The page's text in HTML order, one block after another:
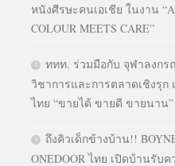
หนังศีรษะคนเอเชีย ในงาน
COLOUR MEETS CARE”
ททท. ร่วมมือกับ จุฬาลงก
วิชาการและการตลาดเชิงรุก
ไทย “ขายได้ ขายดี ขายนาน”
ถึงคิวเด็กข้างบ้าน!!
ONEDOOR ไทย เปิดบ้านรั